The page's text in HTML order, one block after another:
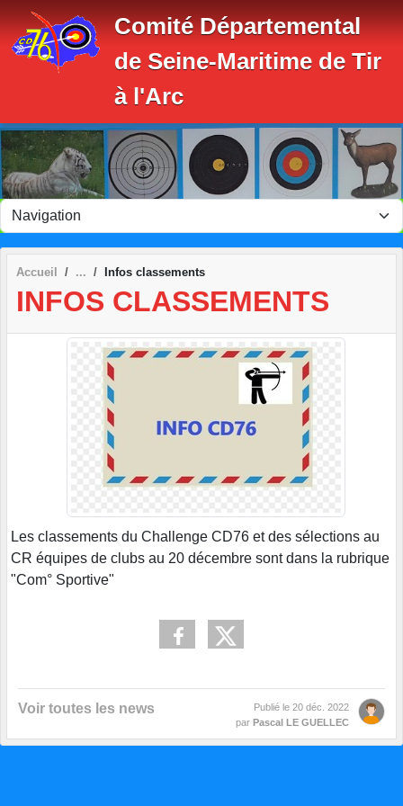
Comité Départemental
de Seine-Maritime de Tir
à l'Arc
Accueil Infos classements
INFOS CLASSEMENTS
Les classements du Challenge CD76 et des sélections au
CR équipes de clubs au 20 décembre sont dans la rubrique
"Com° Sportive"
Voir toutes les news Publié le 20 déc. 2022
par Pascal LE GUELLEC
Panneau de gestion des cookies